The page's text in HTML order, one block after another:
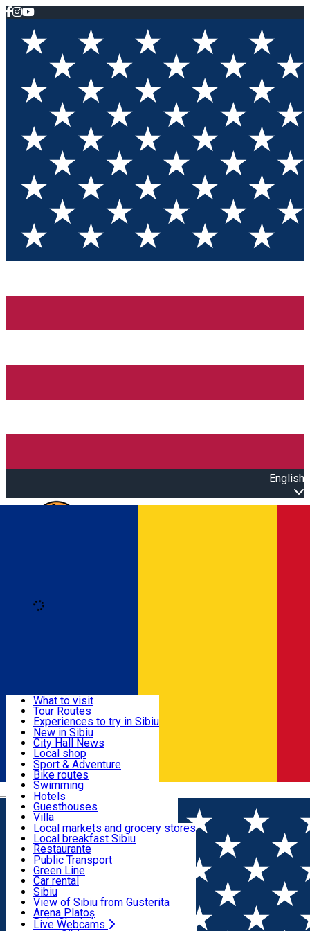
English
Română
Useful info
Activities & Adventure
Accommodation
Food, Drinks & Nightlife
Transport & Parking
Live Webcams
What to visit
Tour Routes
Experiences to try in Sibiu
Podcast
Culture
Museums
Churches
Parks, Zoo
County of Sibiu
New in Sibiu
City Hall News
Local shop
Sibiu artisans
Sibiul Verde
Public services
Education
How do I get to Sibiu
Tourist Info
Tour Guides
Guided tours
Publicații locale
Beauty salons
Sport & Adventure
Bike routes
Swimming
Riding
Indoor activities
Loc de joacă indoor
Loc de joacă outdoor
Ski
Ice skating
Yoga
Hotels
Guesthouses
Villa
Hostels
Motel
Camping
Renting rooms
Rooms for rent
Accommodation outside Sibiu
Local markets and grocery stores
Local breakfast Sibiu
Restaurante
Pizza
Fast Food
Coffee
Sweets
Pub, Bar
Night clubs
Bakeries
Public Transport
Green Line
Car rental
Rent a bike
Scooter rentals
Taxi
Ride Sharing
Sibiu
View of Sibiu from Gusterita
Arena Platoș
Live Webcams